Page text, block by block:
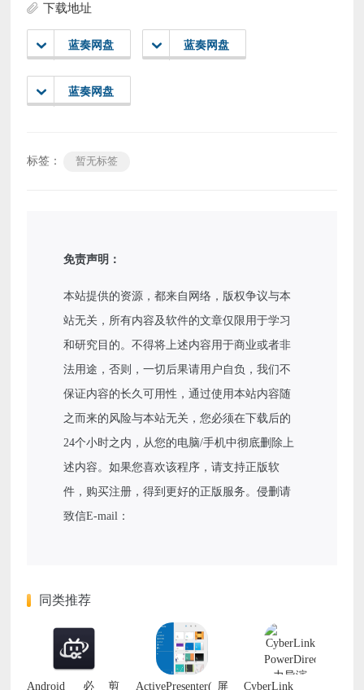
下载地址
蓝奏网盘 蓝奏网盘
蓝奏网盘
标签： 暂无标签
免责声明：
本站提供的资源，都来自网络，版权争议与本
站无关，所有内容及软件的文章仅限用于学习
和研究目的。不得将上述内容用于商业或者非
法用途，否则，一切后果请用户自负，我们不
保证内容的长久可用性，通过使用本站内容随
之而来的风险与本站无关，您必须在下载后的
24个小时之内，从您的电脑/手机中彻底删除上
述内容。如果您喜欢该程序，请支持正版软
件，购买注册，得到更好的正版服务。侵删请
致信E-mail：
同类推荐
Android 必剪 ActivePresenter(屏 CyberLink